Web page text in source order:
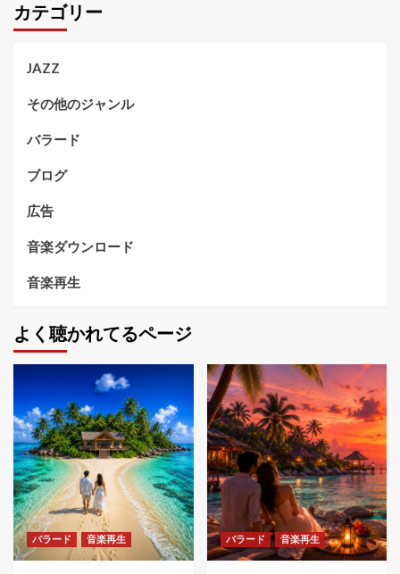
カテゴリー
JAZZ
その他のジャンル
バラード
ブログ
広告
音楽ダウンロード
音楽再生
よく聴かれてるページ
バラード 音楽再生 バラード 音楽再生